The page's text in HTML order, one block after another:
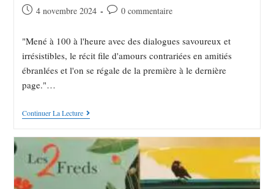
4 novembre 2024 0 commentaire
"Mené à 100 à l'heure avec des dialogues savoureux et
irrésistibles, le récit file d'amours contrariées en amitiés
ébranlées et l'on se régale de la première à le dernière
page."…
Continuer La Lecture